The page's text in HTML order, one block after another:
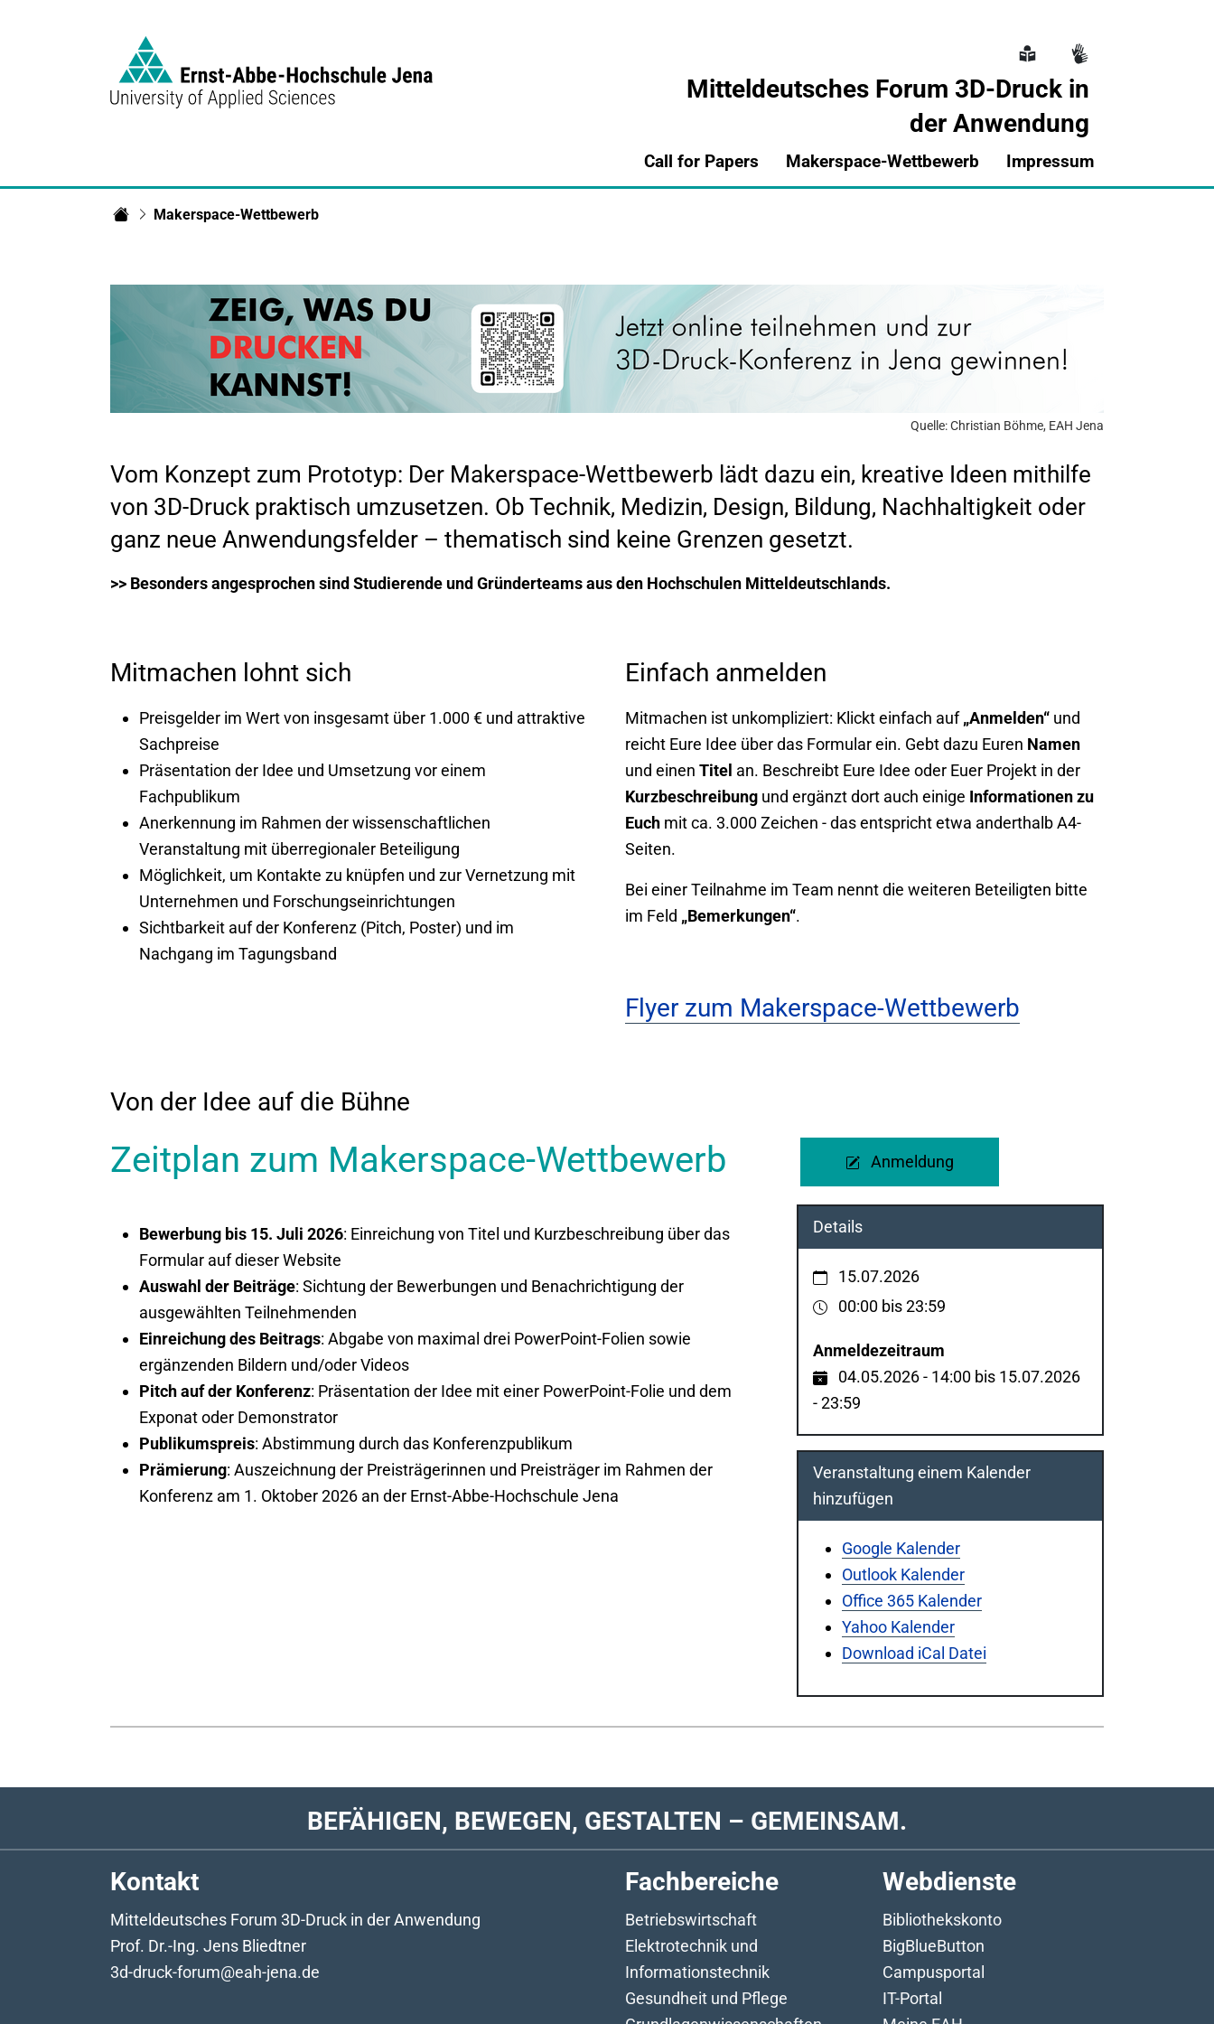
Mitteldeutsches Forum 3D-Druck in
der Anwendung
Call for Papers Makerspace-Wettbewerb Impressum
Makerspace-Wettbewerb
Quelle: Christian Böhme, EAH Jena
Vom Konzept zum Prototyp: Der Makerspace-Wettbewerb lädt dazu ein, kreative Ideen mithilfe
von 3D-Druck praktisch umzusetzen. Ob Technik, Medizin, Design, Bildung, Nachhaltigkeit oder
ganz neue Anwendungsfelder – thematisch sind keine Grenzen gesetzt.
>> Besonders angesprochen sind Studierende und Gründerteams aus den Hochschulen Mitteldeutschlands.
Mitmachen lohnt sich
Preisgelder im Wert von insgesamt über 1.000 € und attraktive
Sachpreise
Präsentation der Idee und Umsetzung vor einem
Fachpublikum
Anerkennung im Rahmen der wissenschaftlichen
Veranstaltung mit überregionaler Beteiligung
Möglichkeit, um Kontakte zu knüpfen und zur Vernetzung mit
Unternehmen und Forschungseinrichtungen
Sichtbarkeit auf der Konferenz (Pitch, Poster) und im
Nachgang im Tagungsband
Einfach anmelden
Mitmachen ist unkompliziert: Klickt einfach auf„Anmelden“ und
reicht Eure Idee über das Formular ein. Gebt dazu Euren Namen
und einen Titel an. Beschreibt Eure Idee oder Euer Projekt in der
Kurzbeschreibung und ergänzt dort auch einige Informationen zu
Euch mit ca. 3.000 Zeichen - das entspricht etwa anderthalb A4-
Seiten.
Bei einer Teilnahme im Team nennt die weiteren Beteiligten bitte
im Feld „Bemerkungen“.
Flyer zum Makerspace-Wettbewerb
Von der Idee auf die Bühne
Zeitplan zum Makerspace-Wettbewerb
Bewerbung bis 15. Juli 2026: Einreichung von Titel und Kurzbeschreibung über das
Formular auf dieser Website
Auswahl der Beiträge: Sichtung der Bewerbungen und Benachrichtigung der
ausgewählten Teilnehmenden
Einreichung des Beitrags: Abgabe von maximal drei PowerPoint-Folien sowie
ergänzenden Bildern und/oder Videos
Pitch auf der Konferenz: Präsentation der Idee mit einer PowerPoint-Folie und dem
Exponat oder Demonstrator
Publikumspreis: Abstimmung durch das Konferenzpublikum
Prämierung: Auszeichnung der Preisträgerinnen und Preisträger im Rahmen der
Konferenz am 1. Oktober 2026 an der Ernst-Abbe-Hochschule Jena
Anmeldung
Details
15.07.2026
00:00 bis 23:59
Anmeldezeitraum
04.05.2026 - 14:00 bis 15.07.2026
- 23:59
Veranstaltung einem Kalender
hinzufügen
Google Kalender
Outlook Kalender
Office 365 Kalender
Yahoo Kalender
Download iCal Datei
BEFÄHIGEN, BEWEGEN, GESTALTEN – GEMEINSAM.
Kontakt
Mitteldeutsches Forum 3D-Druck in der Anwendung
Prof. Dr.-Ing. Jens Bliedtner
3d-druck-forum@eah-jena.de
Fachbereiche
Betriebswirtschaft
Elektrotechnik und
Informationstechnik
Gesundheit und Pflege
Webdienste
Bibliothekskonto
BigBlueButton
Campusportal
IT-Portal